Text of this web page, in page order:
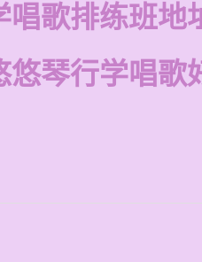
唱歌排练班地
悠琴行学唱歌